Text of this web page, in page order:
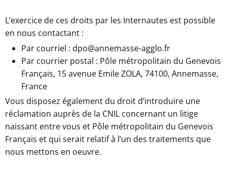
L’exercice de ces droits par les Internautes est possible
en nous contactant :
Par courriel : dpo@annemasse-agglo.fr
Par courrier postal : Pôle métropolitain du Genevois
Français, 15 avenue Emile ZOLA, 74100, Annemasse,
France
Vous disposez également du droit d’introduire une
réclamation auprès de la CNIL concernant un litige
naissant entre vous et Pôle métropolitain du Genevois
Français et qui serait relatif à l’un des traitements que
nous mettons en oeuvre.